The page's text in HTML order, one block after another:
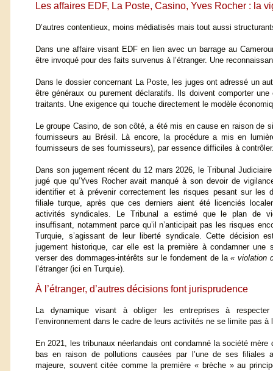
Les affaires EDF, La Poste, Casino, Yves Rocher : la
D’autres contentieux, moins médiatisés mais tout aussi
Dans une affaire visant EDF en lien avec un barrage au
être invoqué pour des faits survenus à l’étranger. Une
Dans le dossier concernant La Poste, les juges ont adressé un
être généraux ou purement déclaratifs. Ils doivent comporter
traitants. Une exigence qui touche directement le modèle
Le groupe Casino, de son côté, a été mis en cause en raison de
fournisseurs au Brésil. Là encore, la procédure a mis en
fournisseurs de ses fournisseurs), par essence difficiles à
Dans son jugement récent du 12 mars 2026, le Tribunal
jugé que qu’Yves Rocher avait manqué à son devoir de
identifier et à prévenir correctement les risques pesant sur les
filiale turque, après que ces derniers aient été licenciés
activités syndicales. Le Tribunal a estimé que le plan de
insuffisant, notamment parce qu’il n’anticipait pas les risques
Turquie, s’agissant de leur liberté syndicale. Cette décision
jugement historique, car elle est la première à condamner une
verser des dommages-intérêts sur le fondement de la« violation
l’étranger (ici en Turquie).
À l’étranger, d’autres décisions font jurisprudence
La dynamique visant à obliger les entreprises à
l’environnement dans le cadre de leurs activités ne se limite pas à
En 2021, les tribunaux néerlandais ont condamné la société mère
bas en raison de pollutions causées par l’une de ses filiales
majeure, souvent citée comme la première « brèche » au